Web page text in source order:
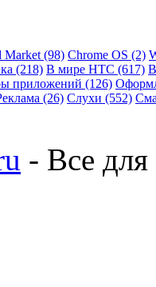
Market (98) Chrome OS (2)
(218) В мире HTC (617)
приложений (126)
(26) Слухи (552)
- Все